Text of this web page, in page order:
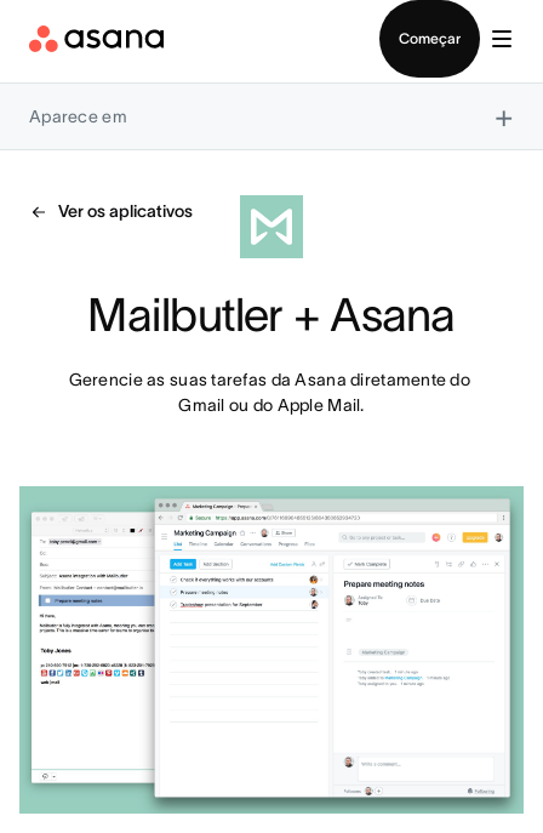
Começar
Aparece em ×
Ver os aplicativos
Mailbutler + Asana
Gerencie as suas tarefas da Asana diretamente do
Gmail ou do Apple Mail.